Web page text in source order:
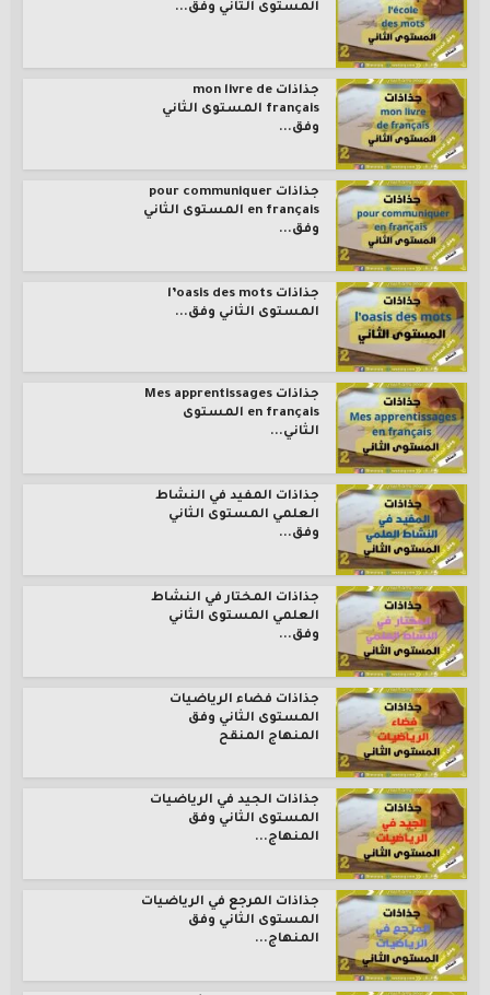
المستوى الثاني وفق...
جذاذات mon livre de
français المستوى الثاني
وفق...
جذاذات pour communiquer
en français المستوى الثاني
وفق...
جذاذات l’oasis des mots
المستوى الثاني وفق...
جذاذات Mes apprentissages
en français المستوى
الثاني...
جذاذات المفيد في النشاط
العلمي المستوى الثاني
وفق...
جذاذات المختار في النشاط
العلمي المستوى الثاني
وفق...
جذاذات فضاء الرياضيات
المستوى الثاني وفق
المنهاج المنقح
جذاذات الجيد في الرياضيات
المستوى الثاني وفق
المنهاج...
جذاذات المرجع في الرياضيات
المستوى الثاني وفق
المنهاج...